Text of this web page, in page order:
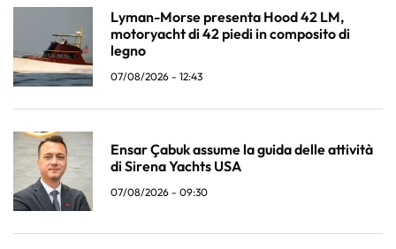
Lyman-Morse presenta Hood 42 LM,
motoryacht di 42 piedi in composito di
legno
07/08/2026 - 12:43
Ensar Çabuk assume la guida delle attività
di Sirena Yachts USA
07/08/2026 - 09:30